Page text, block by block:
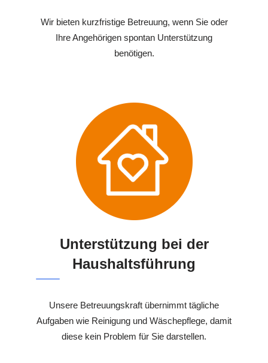
Wir bieten kurzfristige Betreuung, wenn Sie oder
Ihre Angehörigen spontan Unterstützung
benötigen.
Unterstützung bei der
Haushaltsführung
Unsere Betreuungskraft übernimmt tägliche
Aufgaben wie Reinigung und Wäschepflege, damit
diese kein Problem für Sie darstellen.